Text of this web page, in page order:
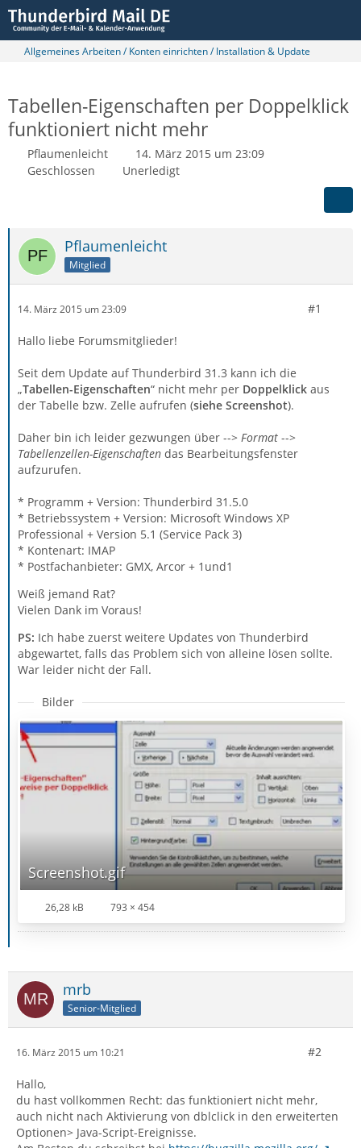
Allgemeines Arbeiten / Konten einrichten / Installation & Update
Tabellen-Eigenschaften per Doppelklick
funktioniert nicht mehr
Pflaumenleicht
14. März 2015 um 23:09
Geschlossen
Unerledigt
Pflaumenleicht
Mitglied
14. März 2015 um 23:09 #1
Hallo liebe Forumsmitglieder!
Seit dem Update auf Thunderbird 31.3 kann ich die
„Tabellen-Eigenschaften“ nicht mehr per Doppelklick aus
der Tabelle bzw. Zelle aufrufen (siehe Screenshot).
Daher bin ich leider gezwungen über --> Format -->
Tabellenzellen-Eigenschaften das Bearbeitungsfenster
aufzurufen.
* Programm + Version: Thunderbird 31.5.0
* Betriebssystem + Version: Microsoft Windows XP
Professional + Version 5.1 (Service Pack 3)
* Kontenart: IMAP
* Postfachanbieter: GMX, Arcor + 1und1
Weiß jemand Rat?
Vielen Dank im Voraus!
PS: Ich habe zuerst weitere Updates von Thunderbird
abgewartet, falls das Problem sich von alleine lösen sollte.
War leider nicht der Fall.
Bilder
Screenshot.gif
26,28 kB 793 × 454
mrb
Senior-Mitglied
16. März 2015 um 10:21 #2
Hallo,
du hast vollkommen Recht: das funktioniert nicht mehr,
auch nicht nach Aktivierung von dblclick in den erweiterten
Optionen> Java-Script-Ereignisse.